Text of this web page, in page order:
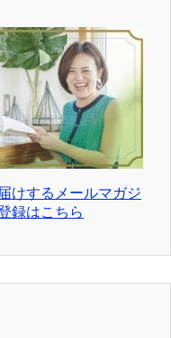
けするメールマガジ
録はこちら